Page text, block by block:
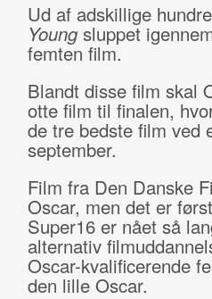
Ud af adskillige
Youngsluppet
femten film.
Blandt disse film skal
otte film til finalen,
de tre bedste film ved
september.
Film fra Den Danske
Oscar, men det er
Super16 er nået så
alternativ
Oscar-kvalificerende
den lille Oscar.